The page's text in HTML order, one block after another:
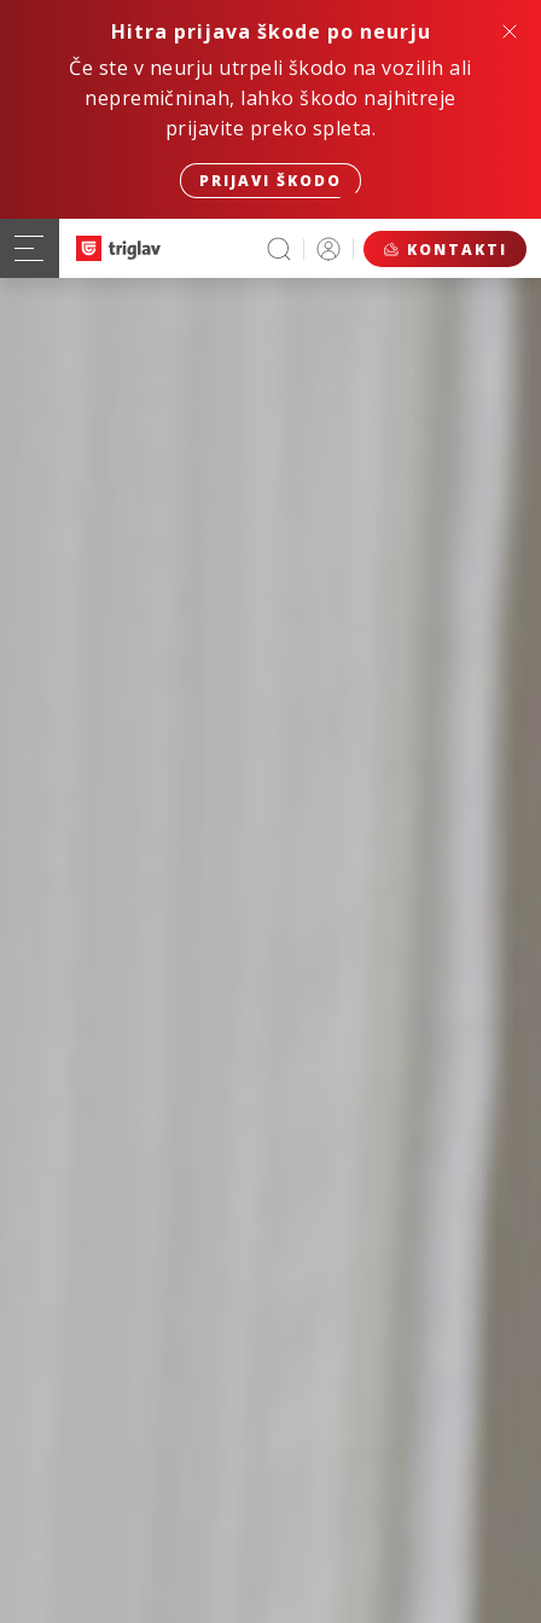
Hitra prijava škode po neurju
Če ste v neurju utrpeli škodo na vozilih ali
nepremičninah, lahko škodo najhitreje
prijavite preko spleta.
PRIJAVI ŠKODO
KONTAKTI